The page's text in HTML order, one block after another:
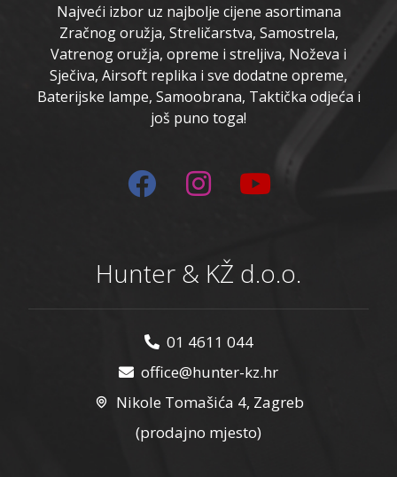
Najveći izbor uz najbolje cijene asortimana
Zračnog oružja, Streličarstva, Samostrela,
Vatrenog oružja, opreme i streljiva, Noževa i
Sječiva, Airsoft replika i sve dodatne opreme,
Baterijske lampe, Samoobrana, Taktička odjeća i
još puno toga!
Hunter & KŽ d.o.o.
01 4611 044
office@hunter-kz.hr
Nikole Tomašića 4, Zagreb
(prodajno mjesto)